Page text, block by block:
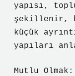
yapısı,
şekillenir,
küçük
yapıları
Mutlu